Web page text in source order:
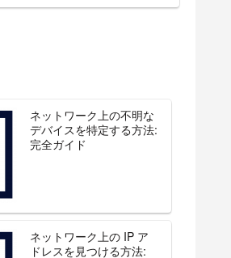
ネットワーク上の不明な
デバイスを特定する方法:
完全ガイド
ネットワーク上の IP ア
ドレスを見つける方法: